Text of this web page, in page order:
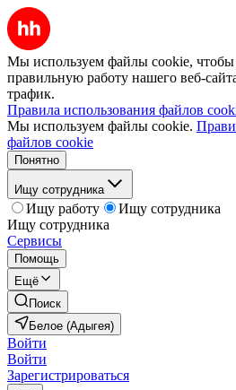
Мы используем файлы cookie, чтобы
правильную работу нашего веб-
трафик.
Правила использования файлов
Мы используем файлы cookie.
файлов cookie
Понятно
Ищу сотрудника
Ищу работу
Ищу сотрудника
Ищу сотрудника
Сервисы
Помощь
Ещё
Поиск
Белое (Адыгея)
Войти
Войти
Зарегистрироваться